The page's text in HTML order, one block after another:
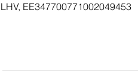
LHV, EE347700771002049453